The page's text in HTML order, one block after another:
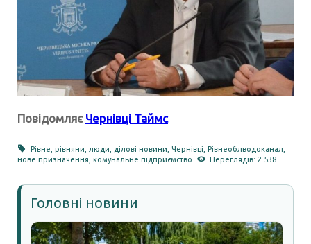
Повідомляє Чернівці Таймс
Рівне ,рівняни люди ділові новини ,Чернівці ,Рівнеоблводоканал
нове призначення комунальне підприємство Переглядів: 2 538
Головні новини